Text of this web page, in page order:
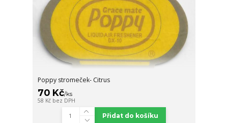
Poppy stromeček- Citrus
70 Kč/ks
58 Kč bez DPH
Přidat do košíku